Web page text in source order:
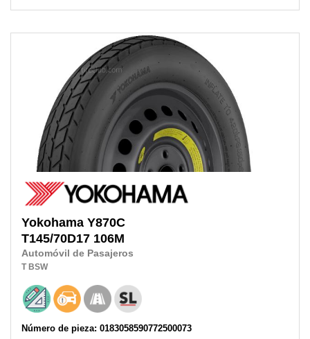
Yokohama Y870C
T145/70D17 106M
Automóvil de Pasajeros
T BSW
Número de pieza: 0183058590772500073